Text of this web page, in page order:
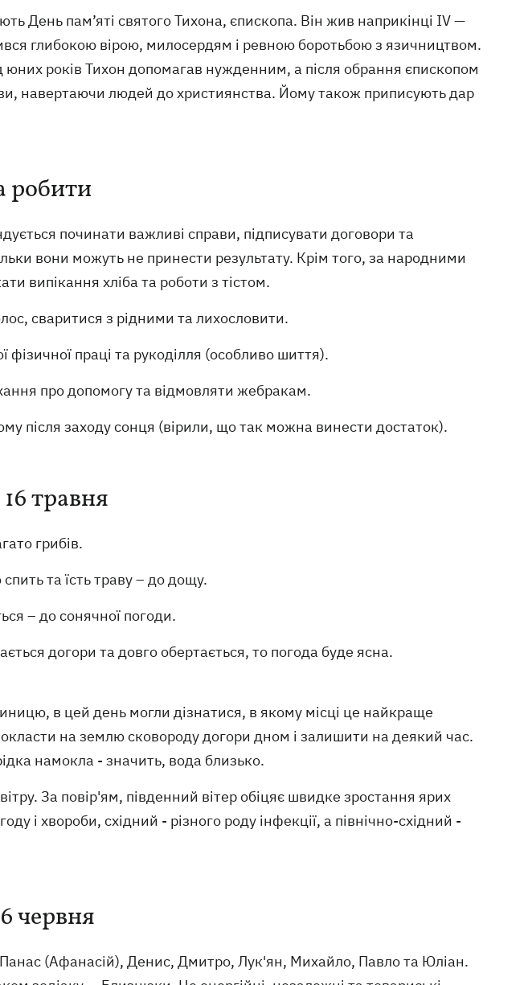
День пам’яті святого Тихона, єпископа. Він жив наприкінці IV —
глибокою вірою, милосердям і ревною боротьбою з язичництвом.
років Тихон допомагав нужденним, а після обрання єпископом
навертаючи людей до християнства. Йому також приписують дар
робити
починати важливі справи, підписувати договори та
вони можуть не принести результату. Крім того, за народними
випікання хліба та роботи з тістом.
сваритися з рідними та лихословити.
фізичної праці та рукоділля (особливо шиття).
про допомогу та відмовляти жебракам.
після заходу сонця (вірили, що так можна винести достаток).
травня
грибів.
та їсть траву – до дощу.
– до сонячної погоди.
догори та довго обертається, то погода буде ясна.
в цей день могли дізнатися, в якому місці це найкраще
на землю сковороду догори дном і залишити на деякий час.
намокла - значить, вода близько.
За повір'ям, південний вітер обіцяє швидке зростання ярих
і хвороби, східний - різного роду інфекції, а північно-східний -
червня
(Афанасій), Денис, Дмитро, Лук'ян, Михайло, Павло та Юліан.